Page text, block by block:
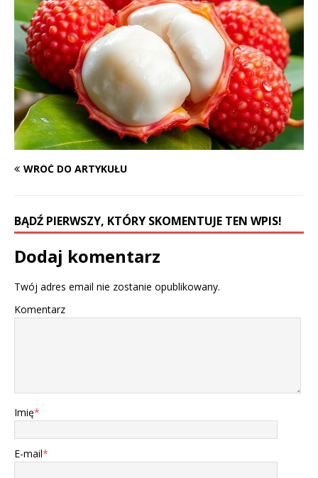
WRÓĆ DO ARTYKUŁU
BĄDŹ PIERWSZY, KTÓRY SKOMENTUJE TEN WPIS!
Dodaj komentarz
Twój adres email nie zostanie opublikowany.
Komentarz
Imię*
E-mail*